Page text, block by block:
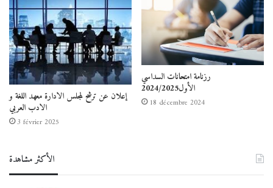
إعلان عن ترشح لمجلس الادارة معهد اللغة و
الادب العربي
3 février 2025
رزنامة امتحانات السداسي
الأول2024/2025
18 décembre 2024
الأكثر مشاهدة